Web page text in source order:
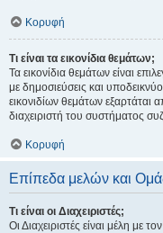
Κορυφή
Τι είναι τα εικονίδια θεμάτων;
Τα εικονίδια θεμάτων είναι
με δημοσιεύσεις και
εικονιδίων θεμάτων
διαχειριστή του συστήματος
Κορυφή
Επίπεδα μελών και
Τι είναι οι Διαχειριστές;
Οι Διαχειριστές είναι μέλη με